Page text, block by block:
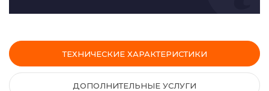
ТЕХНИЧЕСКИЕ ХАРАКТЕРИСТИКИ
ДОПОЛНИТЕЛЬНЫЕ УСЛУГИ